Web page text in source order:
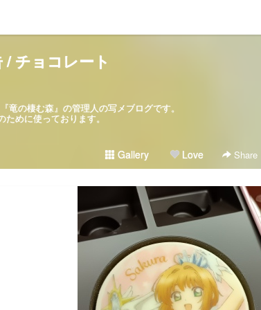
/ チョコレート
竜の棲む森』の管理人の写メブログです。
生存報告のために使っております。
Gallery Love Share